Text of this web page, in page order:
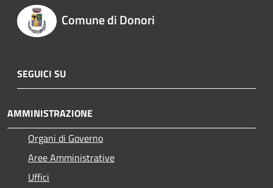
Comune di Donori
SEGUICI SU
AMMINISTRAZIONE
Organi di Governo
Aree Amministrative
Uffici